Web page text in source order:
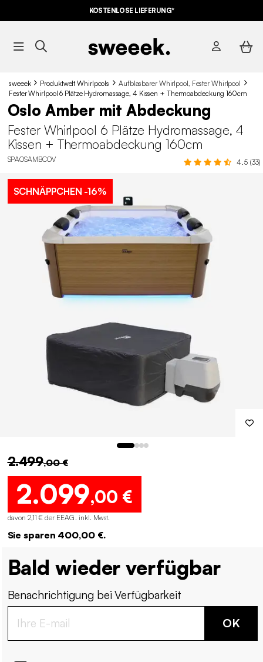
KOSTENLOSE LIEFERUNG*
sweeek Produktwelt Whirlpools
Aufblasbarer Whirlpool, Fester Whirlpool
Fester Whirlpool 6 Plätze Hydromassage, 4 Kissen + Thermoabdeckung 160cm
Oslo Amber mit Abdeckung
Fester Whirlpool 6 Plätze Hydromassage, 4
Kissen + Thermoabdeckung 160cm
SPAOSAMBCOV 4.5 (33)
SCHNÄPPCHEN -16%
2.499,00 €
2.099,00 €
davon 2,11 € der EEAG . inkl. Mwst.
Sie sparen 400,00 €.
Bald wieder verfügbar
Benachrichtigung bei Verfügbarkeit
OK